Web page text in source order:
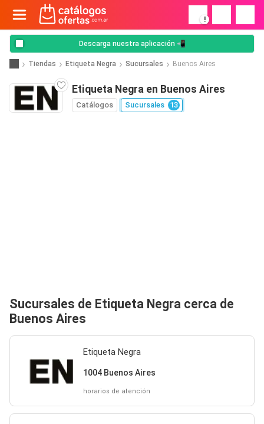
!
Descarga nuestra aplicación 📲
Tiendas Etiqueta Negra Sucursales Buenos Aires
Etiqueta Negra en Buenos Aires
Catálogos Sucursales 13
Sucursales de Etiqueta Negra cerca de
Buenos Aires
Etiqueta Negra
1004 Buenos Aires
horarios de atención